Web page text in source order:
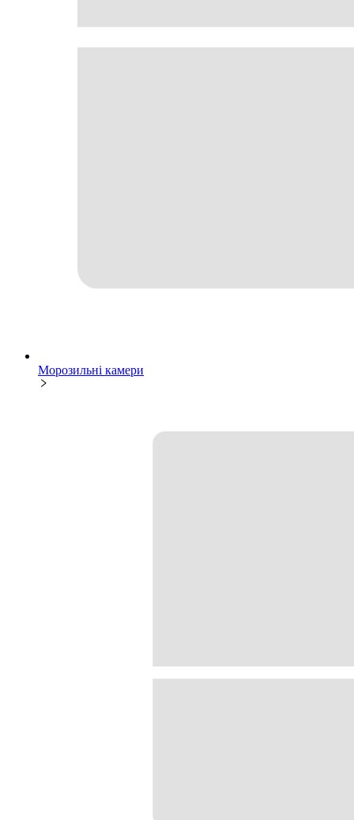
Морозильні камери